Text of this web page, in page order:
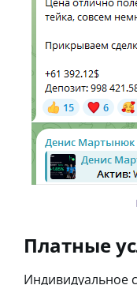
Платные
Индивидуальное